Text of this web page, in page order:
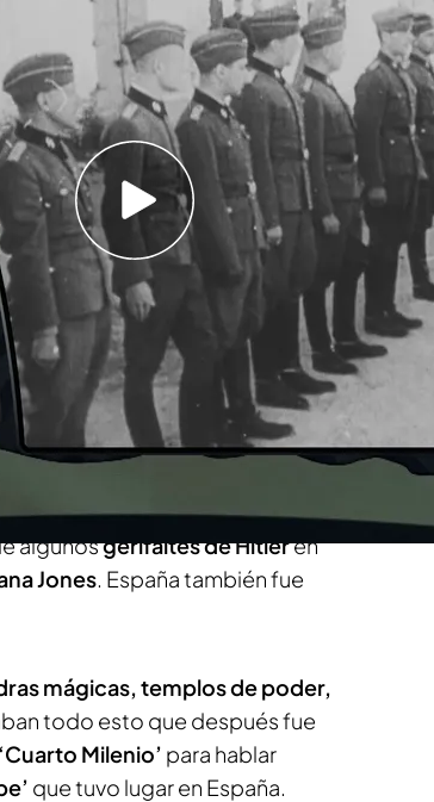
busca Himmler en nuestro
ha estado oculto durante
nuestro propio origen y buscan
de los nazis en nuestro
piedras y cascotes y antiguos
estainvestigación. Hablamos de
algunosgerifaltes de Hitleren
Jones. España también fue
mágicas, templos de poder,
todo esto que después fue
‘Cuarto Milenio’ para hablar
que tuvo lugar en España.